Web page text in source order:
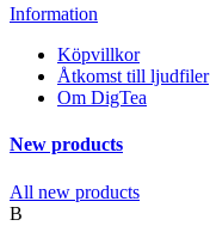
Information
Köpvillkor
Åtkomst till ljudfiler
Om DigTea
New products
All new products
B